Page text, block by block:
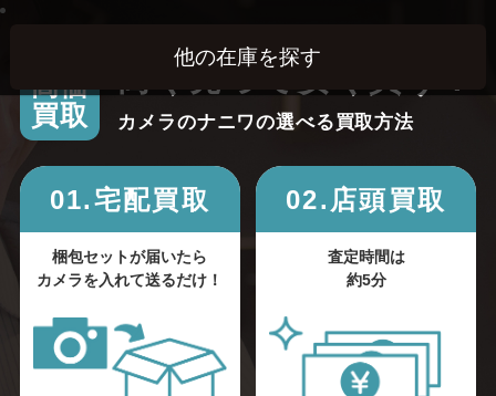
高価
買取
高く売って安く買う！
カメラのナニワの選べる買取方法
01.宅配買取
梱包セットが届いたら
カメラを入れて送るだけ！
02.店頭買取
査定時間は
約5分